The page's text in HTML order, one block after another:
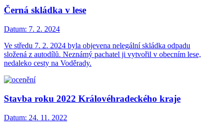
Černá skládka v lese
Datum: 7. 2. 2024
Ve středu 7. 2. 2024 byla objevena nelegální skládka odpadu
složená z autodílů. Neznámý pachatel ji vytvořil v obecním lese,
nedaleko cesty na Voděrady.
Stavba roku 2022 Královéhradeckého kraje
Datum: 24. 11. 2022